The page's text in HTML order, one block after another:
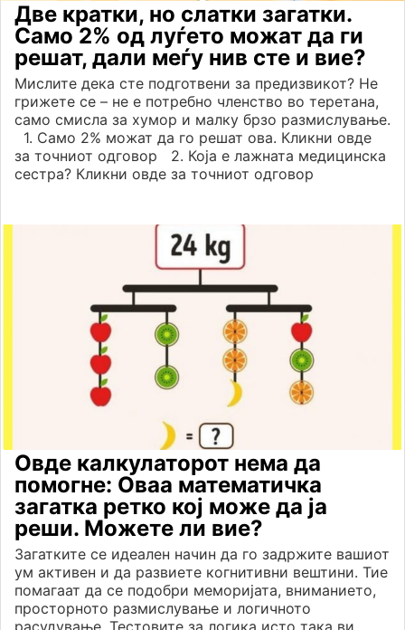
Две кратки, но слатки загатки.
Само 2% од луѓето можат да ги
решат, дали меѓу нив сте и вие?
Мислите дека сте подготвени за предизвикот? Не
грижете се – не е потребно членство во теретана,
само смисла за хумор и малку брзо размислување.
1. Само 2% можат да го решат ова. Кликни овде
за точниот одговор 2. Која е лажната медицинска
сестра? Кликни овде за точниот одговор
Овде калкулаторот нема да
помогне: Оваа математичка
загатка ретко кој може да ја
реши. Можете ли вие?
Загатките се идеален начин да го задржите вашиот
ум активен и да развиете когнитивни вештини. Тие
помагаат да се подобри меморијата, вниманието,
просторното размислување и логичното